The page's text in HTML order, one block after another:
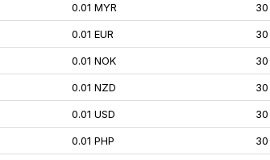
0.01 MYR 30
0.01 EUR 30
0.01 NOK 30
0.01 NZD 30
0.01 USD 30
0.01 PHP 30